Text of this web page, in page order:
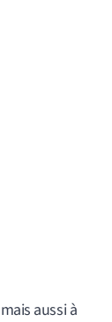
aussi à